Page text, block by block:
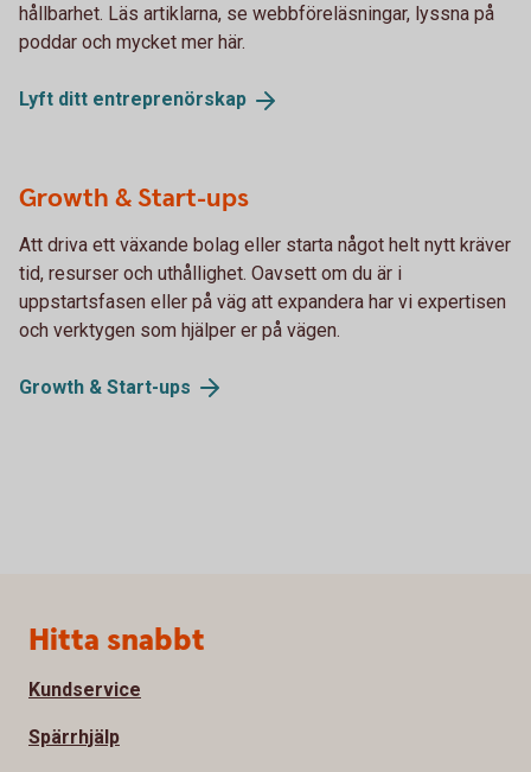
hållbarhet. Läs artiklarna, se webbföreläsningar, lyssna på
poddar och mycket mer här.
Lyft ditt entreprenörskap
Growth & Start-ups
Att driva ett växande bolag eller starta något helt nytt kräver
tid, resurser och uthållighet. Oavsett om du är i
uppstartsfasen eller på väg att expandera har vi expertisen
och verktygen som hjälper er på vägen.
Growth & Start-ups
Sidfot
Hitta snabbt
Kundservice
Spärrhjälp